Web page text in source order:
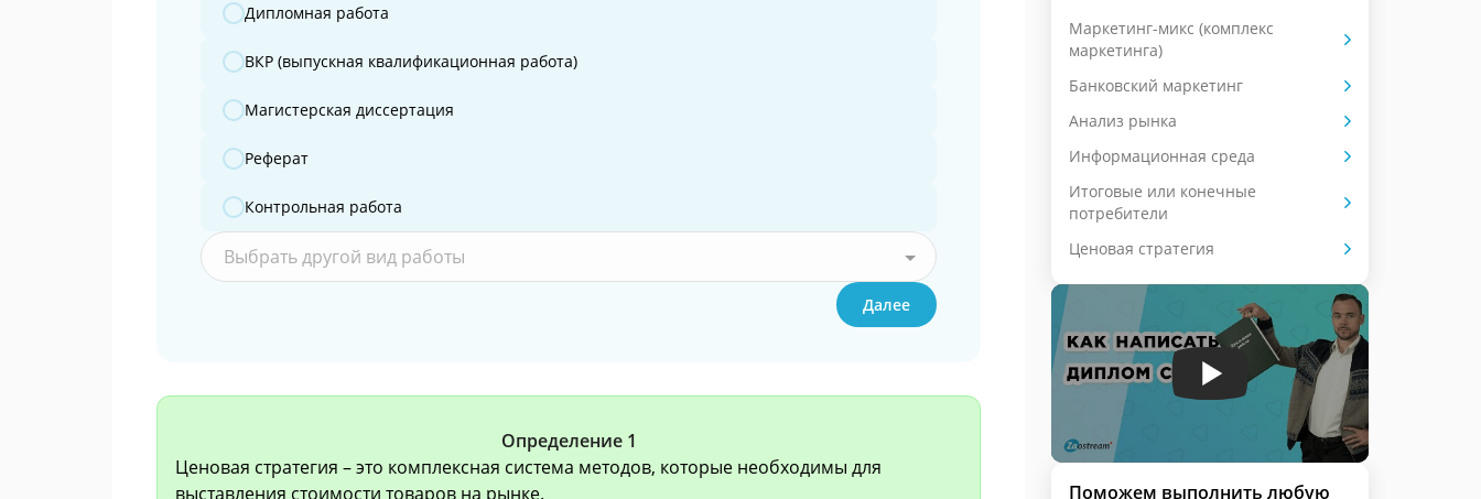
Дипломная работа
ВКР (выпускная квалификационная работа)
Магистерская диссертация
Реферат
Контрольная работа
Выбрать другой вид работы
Далее
Определение 1
Ценовая стратегия – это комплексная система методов, которые необходимы для
выставления стоимости товаров на рынке.
Маркетинг-микс (комплекс
маркетинга)
Банковский маркетинг
Анализ рынка
Информационная среда
Итоговые или конечные
потребители
Ценовая стратегия
Поможем выполнить любую